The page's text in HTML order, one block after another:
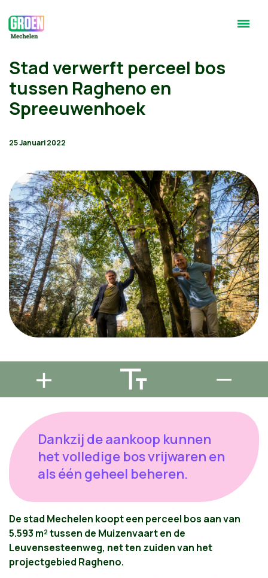
Stad verwerft perceel bos
tussen Ragheno en
Spreeuwenhoek
25 Januari 2022
Dankzij de aankoop kunnen
het volledige bos vrijwaren en
als één geheel beheren.
De stad Mechelen koopt een perceel bos aan van
5.593 m² tussen de Muizenvaart en de
Leuvensesteenweg, net ten zuiden van het
projectgebied Ragheno.